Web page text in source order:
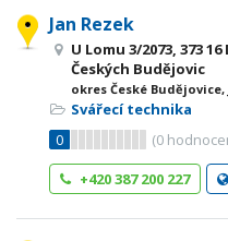
Jan Rezek
U Lomu 3/2073, 373
Českých Budějovic
okres České
Svářecí technika
0
(0
+420 387 200 227